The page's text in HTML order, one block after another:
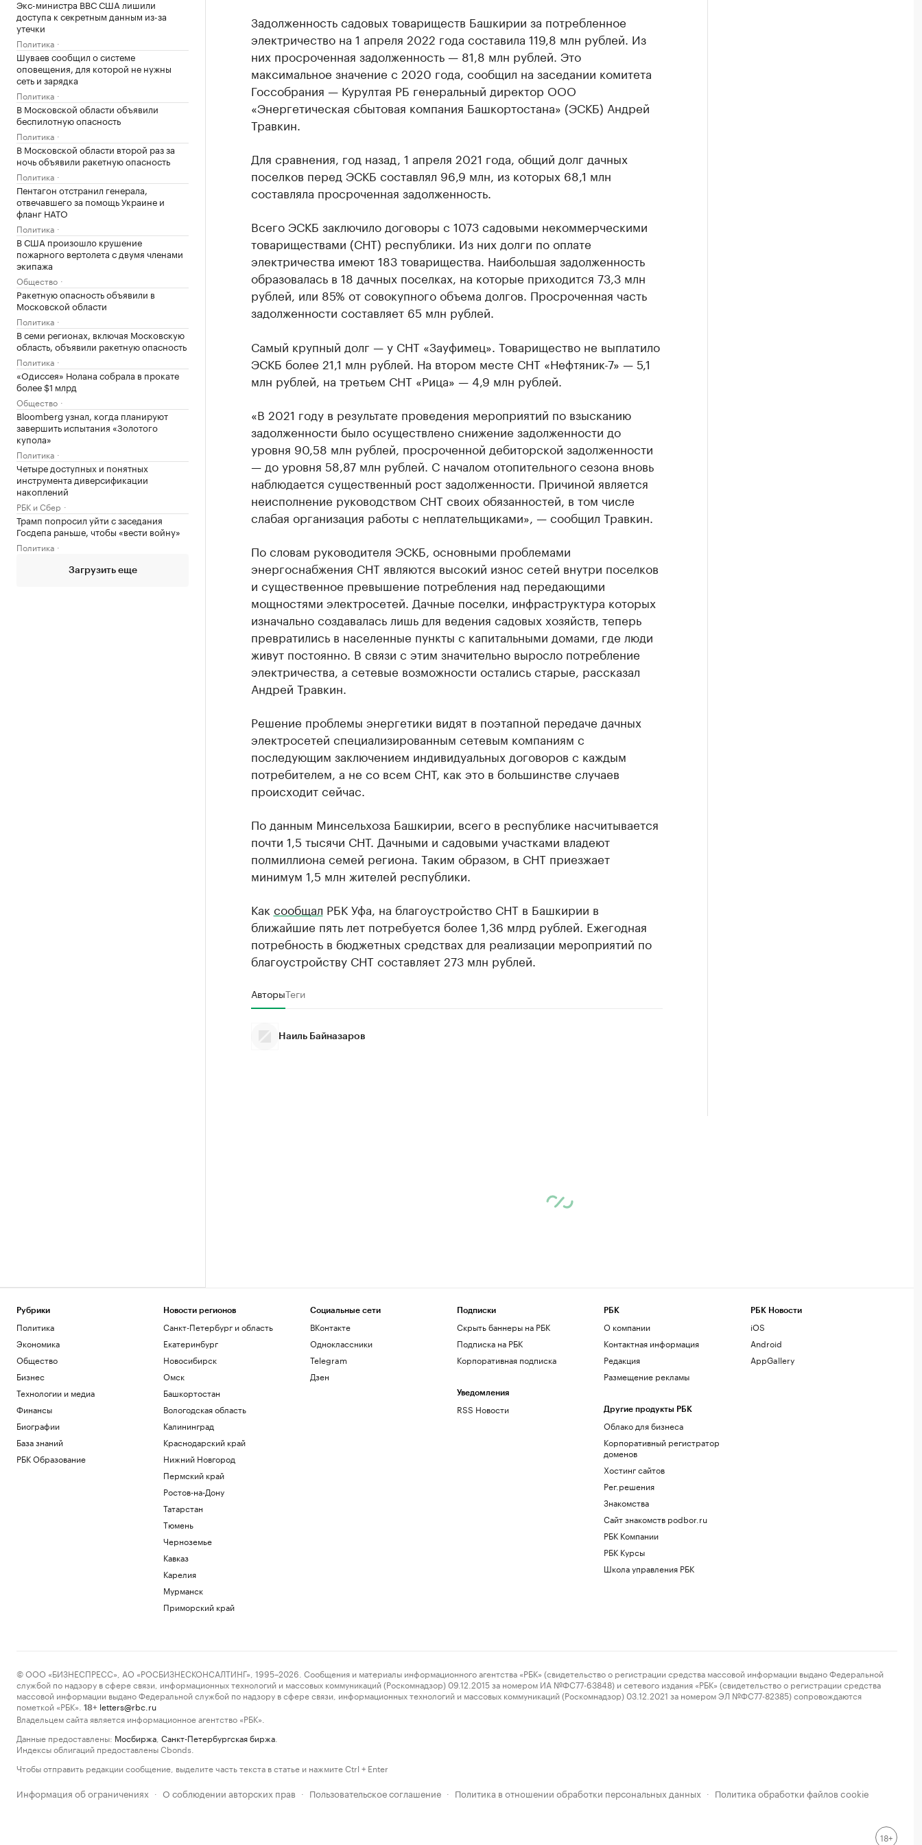
Экс-министра ВВС США лишили
доступа к секретным данным из-за
утечки
Политика
Шуваев сообщил о системе
оповещения, для которой не нужны
сеть и зарядка
Политика
В Московской области объявили
беспилотную опасность
Политика
В Московской области второй раз за
ночь объявили ракетную опасность
Политика
Пентагон отстранил генерала,
отвечавшего за помощь Украине и
фланг НАТО
Политика
В США произошло крушение
пожарного вертолета с двумя членами
экипажа
Общество
Ракетную опасность объявили в
Московской области
Политика
В семи регионах, включая Московскую
область, объявили ракетную опасность
Политика
«Одиссея» Нолана собрала в прокате
более $1 млрд
Общество
Bloomberg узнал, когда планируют
завершить испытания «Золотого
купола»
Политика
Четыре доступных и понятных
инструмента диверсификации
накоплений
РБК и Сбер
Трамп попросил уйти с заседания
Госдепа раньше, чтобы «вести войну»
Политика
Загрузить еще
Задолженность садовых товариществ Башкирии за потребленное
электричество на 1 апреля 2022 года составила 119,8 млн рублей. Из
них просроченная задолженность — 81,8 млн рублей. Это
максимальное значение с 2020 года, сообщил на заседании комитета
Госсобрания — Курултая РБ генеральный директор ООО
«Энергетическая сбытовая компания Башкортостана» (ЭСКБ) Андрей
Травкин.
Для сравнения, год назад, 1 апреля 2021 года, общий долг дачных
поселков перед ЭСКБ составлял 96,9 млн, из которых 68,1 млн
составляла просроченная задолженность.
Всего ЭСКБ заключило договоры с 1073 садовыми некоммерческими
товариществами (СНТ) республики. Из них долги по оплате
электричества имеют 183 товарищества. Наибольшая задолженность
образовалась в 18 дачных поселках, на которые приходится 73,3 млн
рублей, или 85% от совокупного объема долгов. Просроченная часть
задолженности составляет 65 млн рублей.
Самый крупный долг — у СНТ «Зауфимец». Товарищество не выплатило
ЭСКБ более 21,1 млн рублей. На втором месте СНТ «Нефтяник-7» — 5,1
млн рублей, на третьем СНТ «Рица» — 4,9 млн рублей.
«В 2021 году в результате проведения мероприятий по взысканию
задолженности было осуществлено снижение задолженности до
уровня 90,58 млн рублей, просроченной дебиторской задолженности
— до уровня 58,87 млн рублей. С началом отопительного сезона вновь
наблюдается существенный рост задолженности. Причиной является
неисполнение руководством СНТ своих обязанностей, в том числе
слабая организация работы с неплательщиками», — сообщил Травкин.
По словам руководителя ЭСКБ, основными проблемами
энергоснабжения СНТ являются высокий износ сетей внутри поселков
и существенное превышение потребления над передающими
мощностями электросетей. Дачные поселки, инфраструктура которых
изначально создавалась лишь для ведения садовых хозяйств, теперь
превратились в населенные пункты с капитальными домами, где люди
живут постоянно. В связи с этим значительно выросло потребление
электричества, а сетевые возможности остались старые, рассказал
Андрей Травкин.
Решение проблемы энергетики видят в поэтапной передаче дачных
электросетей специализированным сетевым компаниям с
последующим заключением индивидуальных договоров с каждым
потребителем, а не со всем СНТ, как это в большинстве случаев
происходит сейчас.
По данным Минсельхоза Башкирии, всего в республике насчитывается
почти 1,5 тысячи СНТ. Дачными и садовыми участками владеют
полмиллиона семей региона. Таким образом, в СНТ приезжает
минимум 1,5 млн жителей республики.
Как сообщал РБК Уфа, на благоустройство СНТ в Башкирии в
ближайшие пять лет потребуется более 1,36 млрд рублей. Ежегодная
потребность в бюджетных средствах для реализации мероприятий по
благоустройству СНТ составляет 273 млн рублей.
АвторыТеги
Наиль Байназаров
Рубрики
Политика
Экономика
Общество
Бизнес
Технологии и медиа
Финансы
Биографии
База знаний
РБК Образование
Новости регионов
Санкт-Петербург и область
Екатеринбург
Новосибирск
Омск
Башкортостан
Вологодская область
Калининград
Краснодарский край
Нижний Новгород
Пермский край
Ростов-на-Дону
Татарстан
Тюмень
Черноземье
Кавказ
Карелия
Мурманск
Приморский край
Социальные сети
ВКонтакте
Одноклассники
Telegram
Дзен
Подписки
Скрыть баннеры на РБК
Подписка на РБК
Корпоративная подписка
Уведомления
RSS Новости
РБК
О компании
Контактная информация
Редакция
Размещение рекламы
Другие продукты РБК
Облако для бизнеса
Корпоративный регистратор
доменов
Хостинг сайтов
Рег.решения
Знакомства
Сайт знакомств podbor.ru
РБК Компании
РБК Курсы
Школа управления РБК
РБК Новости
iOS
Android
AppGallery
© ООО «БИЗНЕСПРЕСС», АО «РОСБИЗНЕСКОНСАЛТИНГ», 1995–2026. Сообщения и материалы информационного агентства «РБК» (свидетельство о регистрации средства массовой информации выдано Федеральной
службой по надзору в сфере связи, информационных технологий и массовых коммуникаций (Роскомнадзор) 09.12.2015 за номером ИА №ФС77-63848) и сетевого издания «РБК» (свидетельство о регистрации средства
массовой информации выдано Федеральной службой по надзору в сфере связи, информационных технологий и массовых коммуникаций (Роскомнадзор) 03.12.2021 за номером ЭЛ №ФС77-82385) сопровождаются
пометкой «РБК».
18+ letters@rbc.ru
Владельцем сайта является информационное агентство «РБК».
Данные предоставлены: Мосбиржа Санкт-Петербургская биржа
Индексы облигаций предоставлены Cbonds.
Чтобы отправить редакции сообщение, выделите часть текста в статье и нажмите Ctrl + Enter
Информация об ограничениях · О соблюдении авторских прав · Пользовательское соглашение · Политика в отношении обработки персональных данных · Политика обработки файлов cookie
18+